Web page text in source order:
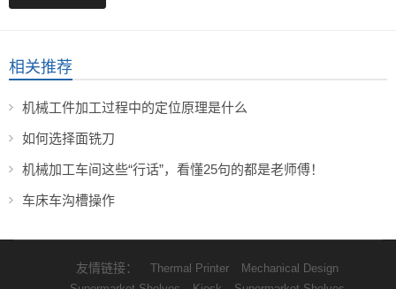
相关推荐
机械工件加工过程中的定位原理是什么
如何选择面铣刀
机械加工车间这些“行话”，看懂25句的都是老师傅！
车床车沟槽操作
友情链接： Thermal Printer
Mechanical Design